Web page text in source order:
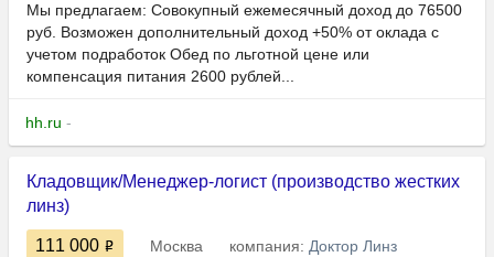
Мы предлагаем: Совокупный ежемесячный доход до 76500
руб. Возможен дополнительный доход +50% от оклада с
учетом подработок Обед по льготной цене или
компенсация питания 2600 рублей...
hh.ru -
Кладовщик/Менеджер-логист (производство жестких
линз)
111 000 Москва компания: Доктор Линз